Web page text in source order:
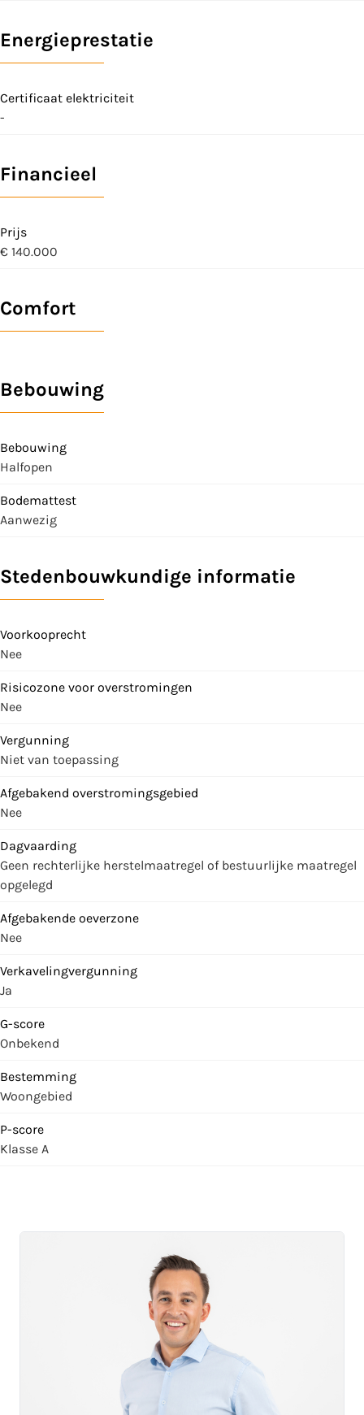
Energieprestatie
Certificaat elektriciteit
-
Financieel
Prijs
€ 140.000
Comfort
Bebouwing
Bebouwing
Halfopen
Bodemattest
Aanwezig
Stedenbouwkundige informatie
Voorkooprecht
Nee
Risicozone voor overstromingen
Nee
Vergunning
Niet van toepassing
Afgebakend overstromingsgebied
Nee
Dagvaarding
Geen rechterlijke herstelmaatregel of bestuurlijke maatregel
opgelegd
Afgebakende oeverzone
Nee
Verkavelingvergunning
Ja
G-score
Onbekend
Bestemming
Woongebied
P-score
Klasse A